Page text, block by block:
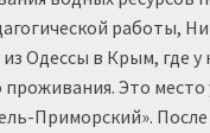
работы,
Одессы в Крым, где
Это
Приморский».